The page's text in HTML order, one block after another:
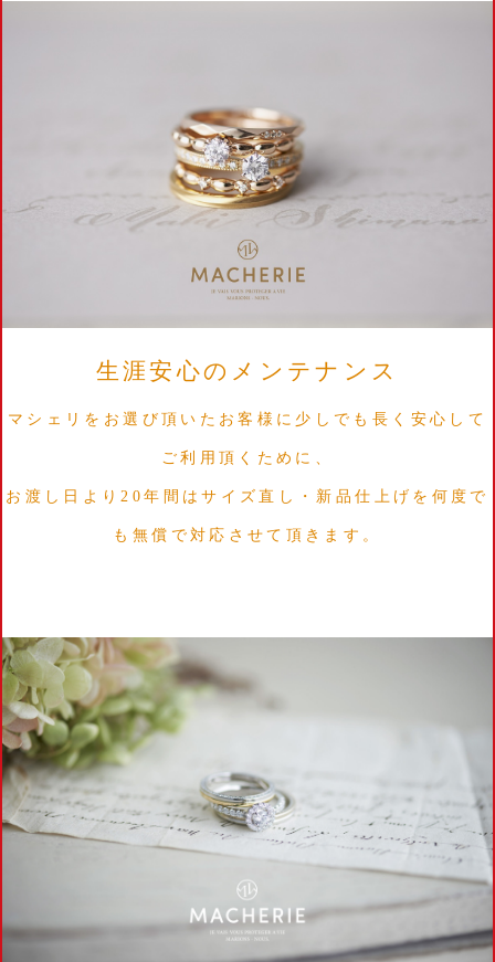
生涯安心のメンテナンス
マシェリをお選び頂いたお客様に少しでも長く安心して
ご利用頂くために、
お渡し日より20年間はサイズ直し・新品仕上げを何度で
も無償で対応させて頂きます。